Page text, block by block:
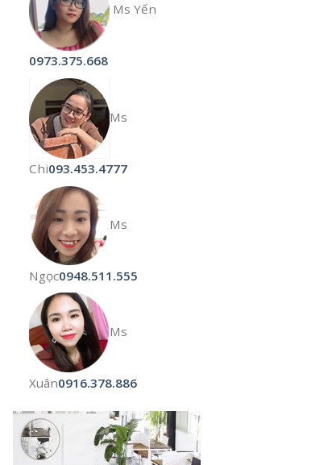
Ms Yến
0973.375.668
Ms
Chi093.453.4777
Ms
Ngọc0948.511.555
Ms
Xuân0916.378.886